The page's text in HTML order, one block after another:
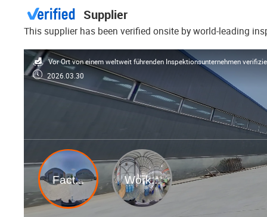
Supplier
This supplier has been verified onsite by world-leading
Vor Ort von einem weltweit führenden Inspektionsunternehmen
2026.03.30